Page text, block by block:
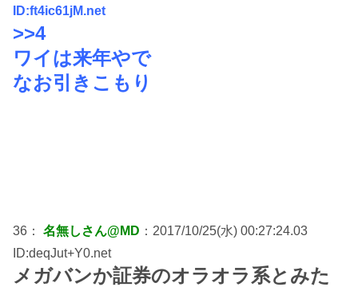
ID:ft4ic61jM.net
>>4
ワイは来年やで
なお引きこもり
36： 名無しさん@MD ：2017/10/25(水) 00:27:24.03
ID:deqJut+Y0.net
メガバンか証券のオラオラ系とみた